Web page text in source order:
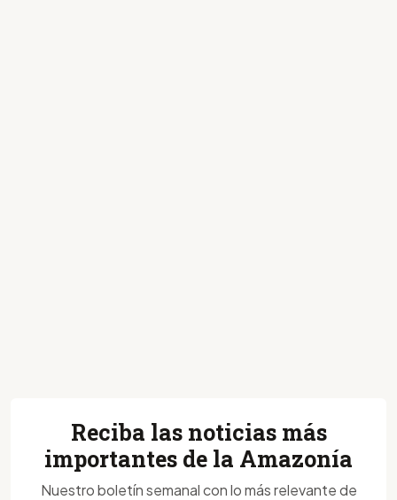
Reciba las noticias más
importantes de la Amazonía
Nuestro boletín semanal con lo más relevante de